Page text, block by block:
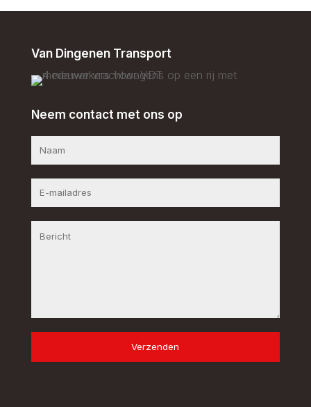
Van Dingenen Transport
Neem contact met ons op
Verzenden